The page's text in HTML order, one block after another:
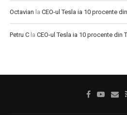
Octavian la CEO-ul Tesla ia 10 procente
Petru C la CEO-ul Tesla ia 10 procente din